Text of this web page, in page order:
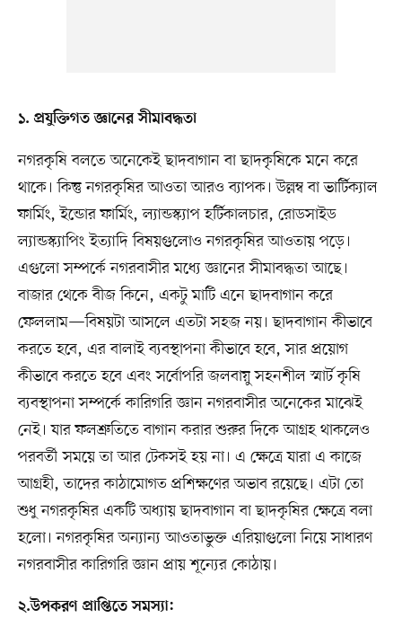
১. প্রযুক্তিগত জ্ঞানের সীমাবদ্ধতা
নগরকৃষি বলতে অনেকেই ছাদবাগান বা ছাদকৃষিকে মনে করে
থাকে। কিন্তু নগরকৃষির আওতা আরও ব্যাপক। উল্লম্ব বা ভার্টিক্যাল
ফার্মিং, ইন্ডোর ফার্মিং, ল্যান্ডস্ক্যাপ হর্টিকালচার, রোডসাইড
ল্যান্ডস্ক্যাপিং ইত্যাদি বিষয়গুলোও নগরকৃষির আওতায় পড়ে।
এগুলো সম্পর্কে নগরবাসীর মধ্যে জ্ঞানের সীমাবদ্ধতা আছে।
বাজার থেকে বীজ কিনে, একটু মাটি এনে ছাদবাগান করে
ফেললাম—বিষয়টা আসলে এতটা সহজ নয়। ছাদবাগান কীভাবে
করতে হবে, এর বালাই ব্যবস্থাপনা কীভাবে হবে, সার প্রয়োগ
কীভাবে করতে হবে এবং সর্বোপরি জলবায়ু সহনশীল স্মার্ট কৃষি
ব্যবস্থাপনা সম্পর্কে কারিগরি জ্ঞান নগরবাসীর অনেকের মাঝেই
নেই। যার ফলশ্রুতিতে বাগান করার শুরুর দিকে আগ্রহ থাকলেও
পরবর্তী সময়ে তা আর টেকসই হয় না। এ ক্ষেত্রে যারা এ কাজে
আগ্রহী, তাদের কাঠামোগত প্রশিক্ষণের অভাব রয়েছে। এটা তো
শুধু নগরকৃষির একটি অধ্যায় ছাদবাগান বা ছাদকৃষির ক্ষেত্রে বলা
হলো। নগরকৃষির অন্যান্য আওতাভুক্ত এরিয়াগুলো নিয়ে সাধারণ
নগরবাসীর কারিগরি জ্ঞান প্রায় শূন্যের কোঠায়।
২.উপকরণ প্রাপ্তিতে সমস্যা: